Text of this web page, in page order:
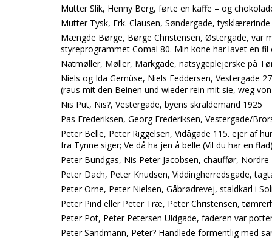
Mutter Slik, Henny Berg, førte en kaffe – og
Mutter Tysk, Frk. Clausen, Søndergade,
Mængde Børge, Børge Christensen, Østergade, var
styreprogrammet Comal 80. Min kone har lavet en fil
Natmøller, Møller, Markgade, natsygeplejerske på
Niels og Ida Gemüse, Niels Feddersen, Vestergade
(raus mit den Beinen und wieder rein mit sie, weg
Nis Put, Nis?, Vestergade, byens skraldemand 1925
Pas Frederiksen, Georg Frederiksen, Vestergade/
Peter Belle, Peter Riggelsen, Vidågade 115. ejer af
fra Tynne siger; Ve då ha jen å belle (Vil du har en
Peter Bundgas, Nis Peter Jacobsen, chauffør,
Peter Dach, Peter Knudsen, Viddingherredsgade,
Peter Orne, Peter Nielsen, Gåbrødrevej, staldkarl i
Peter Pind eller Peter Træ, Peter Christensen,
Peter Pot, Peter Petersen Uldgade, faderen var
Peter Sandmann, Peter? Handlede formentlig med